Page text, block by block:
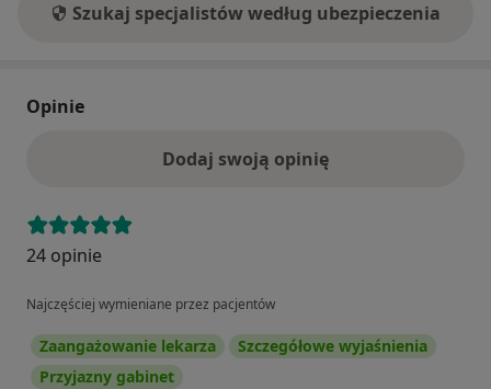
Szukaj specjalistów według ubezpieczenia
Opinie
Dodaj swoją opinię
24 opinie
Najczęściej wymieniane przez pacjentów
Zaangażowanie lekarza
Szczegółowe wyjaśnienia
Przyjazny gabinet